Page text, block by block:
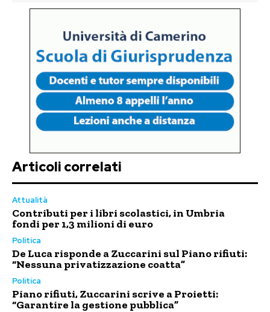
Articoli correlati
Attualità
Contributi per i libri scolastici, in Umbria
fondi per 1,3 milioni di euro
Politica
De Luca risponde a Zuccarini sul Piano rifiuti:
“Nessuna privatizzazione coatta”
Politica
Piano rifiuti, Zuccarini scrive a Proietti:
“Garantire la gestione pubblica”